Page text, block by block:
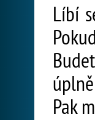
Líbí
Pak